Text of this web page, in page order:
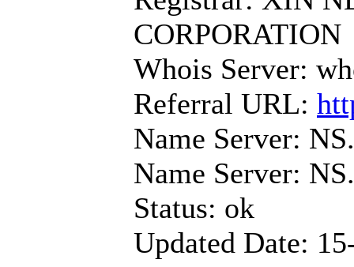
CORPORATION
Whois Server:
Referral URL:
Name Server:
Name Server:
Status: ok
Updated Date: